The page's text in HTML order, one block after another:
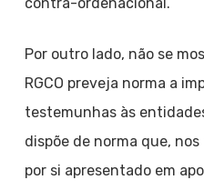
Por outro lado, não se
RGCO preveja norma a
testemunhas às
dispõe de norma que,
por si apresentado em